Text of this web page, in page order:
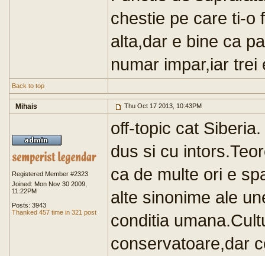
chestie pe care ti-o
alta,dar e bine ca
numar impar,iar trei
Back to top
Mihais Thu Oct 17 2013, 10:43PM
Registered Member #2323
Joined: Mon Nov 30 2009,
11:22PM
Posts: 3943
Thanked 457 time in 321 post
off-topic cat
dus si cu
ca de multe ori e
alte sinonime ale
conditia
conservatoare,dar